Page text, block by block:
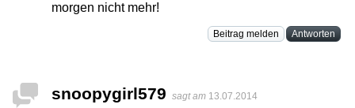
morgen nicht mehr!
Beitrag melden Antworten
snoopygirl579 sagt am 13.07.2014